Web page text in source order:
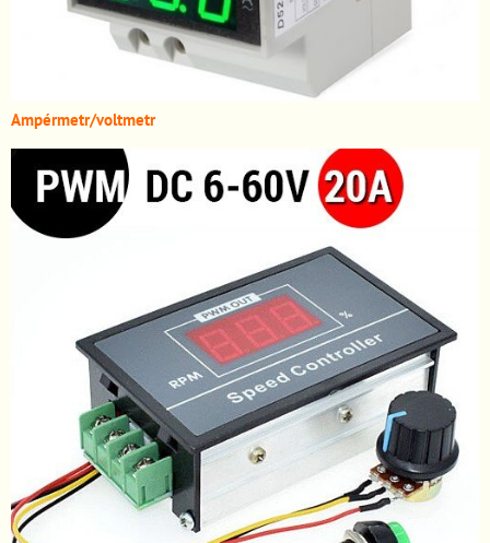
Ampérmetr/voltmetr